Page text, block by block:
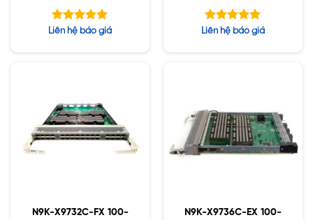
Bundle
Được xếp
Liên hệ báo giá
36p 100G QSFP28
Được xếp
Liên hệ báo giá
N9K-X9732C-FX 100-
N9K-X9736C-EX 100-